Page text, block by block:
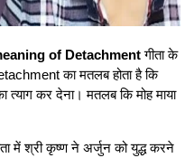
of Detachmentगीता के
का मतलब होता है कि
त्याग कर देना। मतलब कि मोह माया
में श्री कृष्ण ने अर्जुन को युद्ध करने